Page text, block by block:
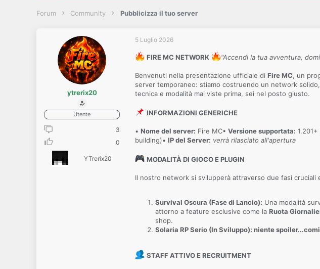
u
Forum Community Pubblicizza il tuo server
ytrerix20
Utente
3
0
YTrerix20
5 Luglio 2026
FIRE MC NETWORK "Accendi la tua avventura,
Benvenuti nella presentazione ufficiale di Fire MC, un
server temporaneo: stiamo costruendo un network
tecnica e modalità mai viste prima, sei nel posto giusto.
INFORMAZIONI GENERICHE
• Nome del server: Fire MC• Versione supportata:
building)• IP del Server: verrà rilasciato all'apertura
MODALITÀ DI GIOCO E PLUGIN
Il nostro network si svilupperà attraverso due fasi cruciali
Survival Oscura (Fase di Lancio): Una modalità
attorno a feature esclusive come la Ruota
shop.
Solaria RP Serio (In Sviluppo): niente
STAFF ATTIVO E RECRUITMENT